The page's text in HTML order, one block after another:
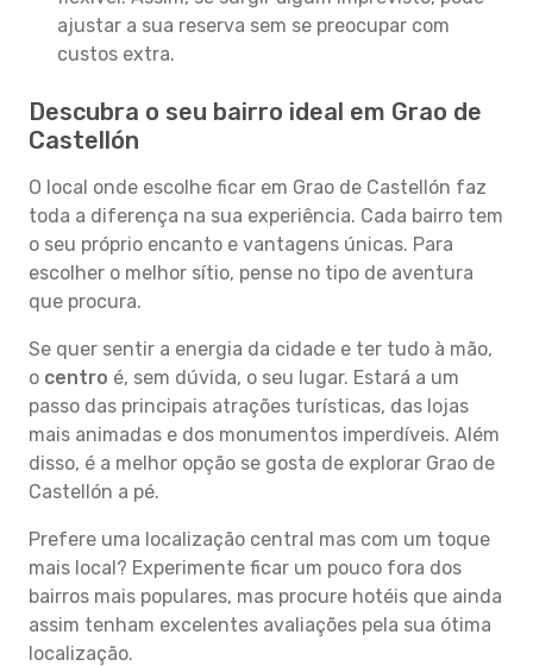
ajustar a sua reserva sem se preocupar com
custos extra.
Descubra o seu bairro ideal em Grao de
Castellón
O local onde escolhe ficar em Grao de Castellón faz
toda a diferença na sua experiência. Cada bairro tem
o seu próprio encanto e vantagens únicas. Para
escolher o melhor sítio, pense no tipo de aventura
que procura.
Se quer sentir a energia da cidade e ter tudo à mão,
o centro é, sem dúvida, o seu lugar. Estará a um
passo das principais atrações turísticas, das lojas
mais animadas e dos monumentos imperdíveis. Além
disso, é a melhor opção se gosta de explorar Grao de
Castellón a pé.
Prefere uma localização central mas com um toque
mais local? Experimente ficar um pouco fora dos
bairros mais populares, mas procure hotéis que ainda
assim tenham excelentes avaliações pela sua ótima
localização.